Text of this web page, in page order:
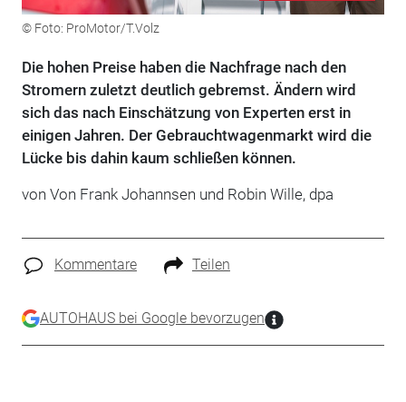
© Foto: ProMotor/T.Volz
Die hohen Preise haben die Nachfrage nach den
Stromern zuletzt deutlich gebremst. Ändern wird
sich das nach Einschätzung von Experten erst in
einigen Jahren. Der Gebrauchtwagenmarkt wird die
Lücke bis dahin kaum schließen können.
von Von Frank Johannsen und Robin Wille, dpa
Kommentare Teilen
AUTOHAUS bei Google bevorzugen